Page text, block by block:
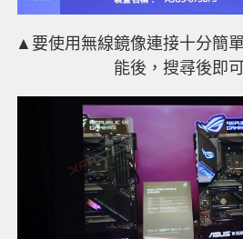
▲要使用無線鏡像連接十分簡
能後，搜尋後即